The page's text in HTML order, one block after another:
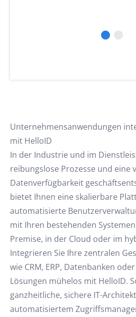
Unternehmensanwendungen
mit HelloID
In der Industrie und im
reibungslose Prozesse und eine
Datenverfügbarkeit
bietet Ihnen eine skalierbare
automatisierte
mit Ihren bestehenden
Premise, in der Cloud oder im
Integrieren Sie Ihre zentralen
wie CRM, ERP, Datenbanken
Lösungen mühelos mit HelloID.
ganzheitliche, sichere IT-
automatisiertem